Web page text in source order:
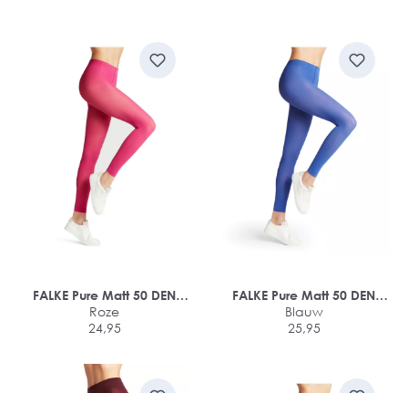
FALKE Pure Matt 50 DEN
dames legging
Roze
24,95
FALKE Pure Matt 50 DEN
dames legging
Blauw
25,95